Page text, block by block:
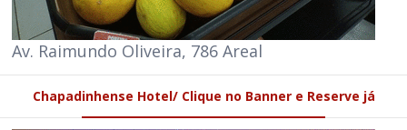
Av. Raimundo Oliveira, 786 Areal
Chapadinhense Hotel/ Clique no Banner e Reserve já